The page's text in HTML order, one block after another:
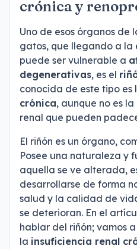
crónica y
Uno de esos órganos de
gatos, que llegando a
puede ser vulnerable a
degenerativas, es el
conocida de este tipo es
crónica, aunque no es
renal que pueden
El riñón es un órgano,
Posee una naturaleza y
aquella se ve alterada,
desarrollarse de forma
salud y la calidad de
se deterioran. En el
hablar del riñón; vamos
la insuficiencia renal